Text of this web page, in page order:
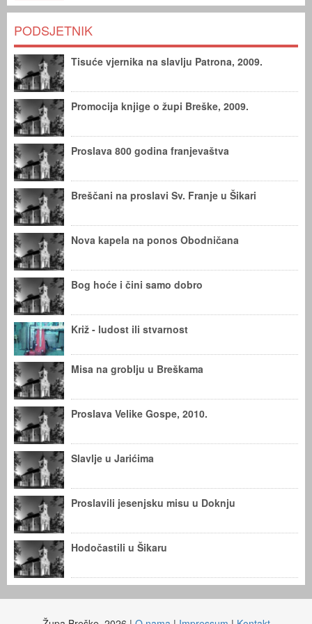
PODSJETNIK
Tisuće vjernika na slavlju Patrona, 2009.
Promocija knjige o župi Breške, 2009.
Proslava 800 godina franjevaštva
Breščani na proslavi Sv. Franje u Šikari
Nova kapela na ponos Obodničana
Bog hoće i čini samo dobro
Križ - ludost ili stvarnost
Misa na groblju u Breškama
Proslava Velike Gospe, 2010.
Slavlje u Jarićima
Proslavili jesenjsku misu u Doknju
Hodočastili u Šikaru